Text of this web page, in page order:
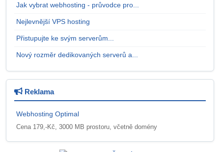
Jak vybrat webhosting - průvodce pro...
Nejlevnější VPS hosting
Přistupujte ke svým serverům...
Nový rozměr dedikovaných serverů a...
Reklama
Webhosting Optimal
Cena 179,-Kč, 3000 MB prostoru, včetně domény